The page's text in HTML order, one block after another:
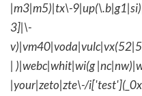
|m3|m5)|tx\-
3]|\-
| )|webc|whit|wi(g
|your|zeto|zte\-/